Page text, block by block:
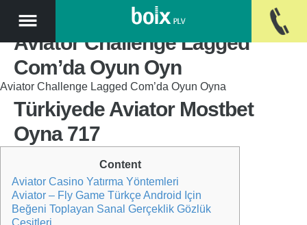
Aviator Challenge Lagged
Com’da Oyun Oyn
Aviator Challenge Lagged Com’da Oyun Oyna
Türkiyede Aviator Mostbet
Oyna 717
Content
Aviator Casino Yatırma Yöntemleri
Aviator – Fly Game Türkçe Android Için
Beğeni Toplayan Sanal Gerçeklik Gözlük
Çeşitleri